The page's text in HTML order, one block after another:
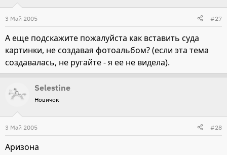
3 Май 2005 #27
А еще подскажите пожалуйста как вставить суда
картинки, не создавая фотоальбом? (если эта тема
создавалась, не ругайте - я ее не видела).
Selestine
Новичок
3 Май 2005 #28
Аризона